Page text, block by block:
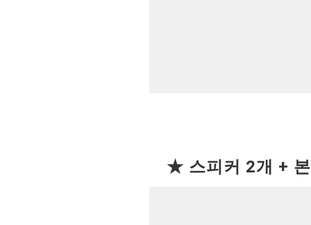
★ 스피커 2개 +